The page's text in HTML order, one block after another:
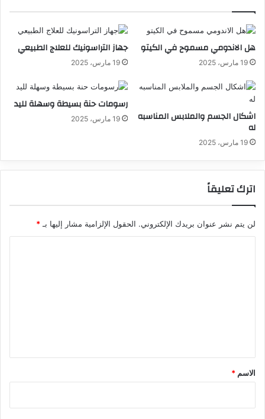
هل الاندومي مسموح في الكيتو
19 مارس، 2025
جهاز التراسونيك للعلاج الطبيعي
19 مارس، 2025
اشكال الجسم والملابس المناسبه
له
19 مارس، 2025
رسومات حنة بسيطة وسهلة لليد
19 مارس، 2025
اترك تعليقاً
لن يتم نشر عنوان بريدك الإلكتروني. الحقول الإلزامية مشار إليها بـ *
*
الاسم *